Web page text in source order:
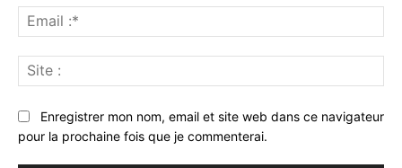
:*
:
Enregistrer mon nom, email et site web dans ce navigateur
pour la prochaine fois que je commenterai.